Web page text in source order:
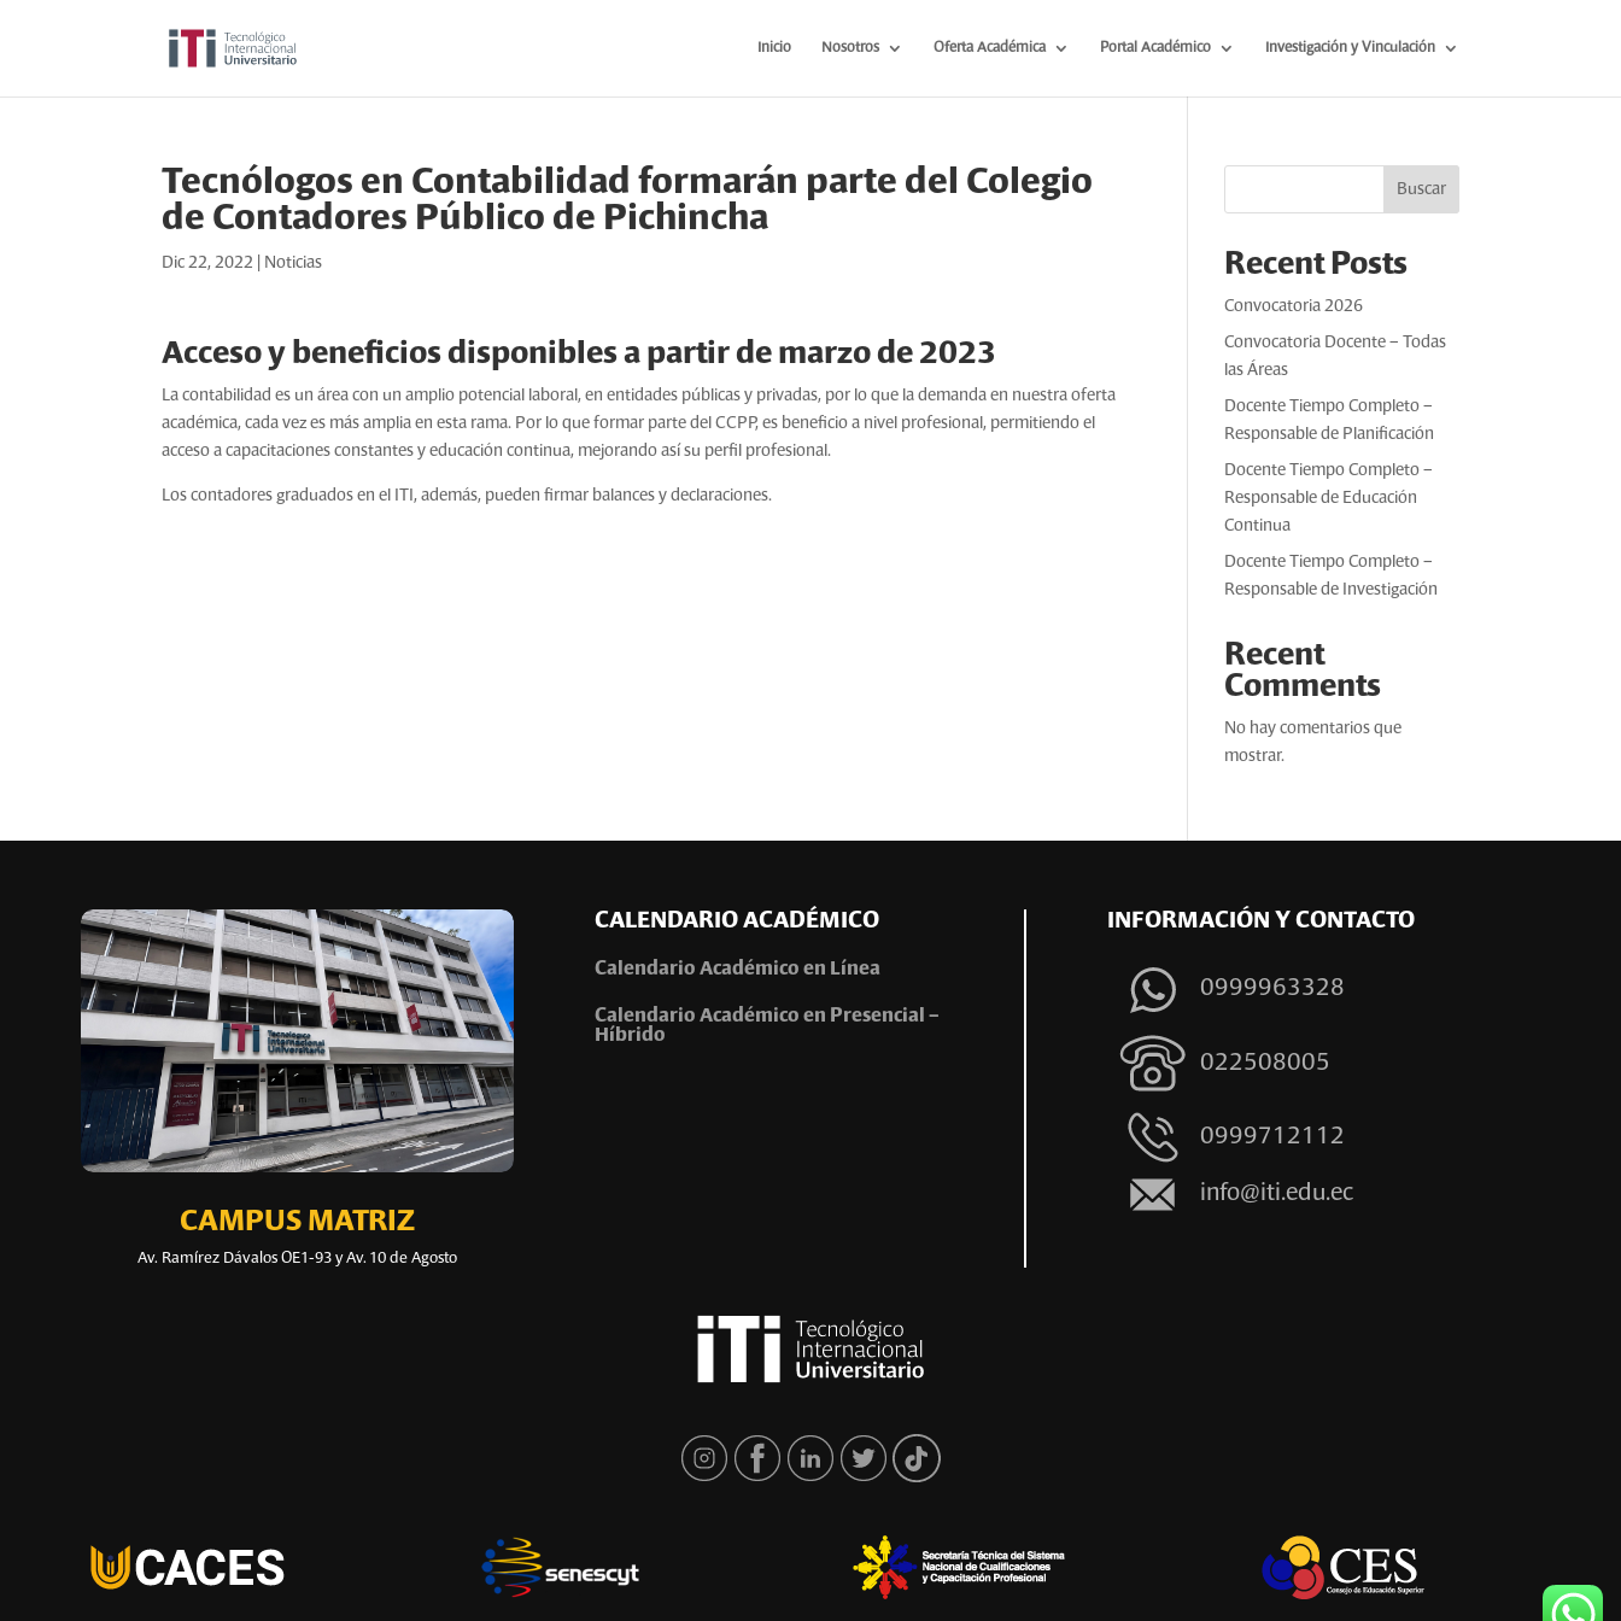
Inicio Nosotros Oferta Académica Portal Académico Investigación y Vinculación
Tecnólogos en Contabilidad formarán parte del Colegio
de Contadores Público de Pichincha
Dic 22, 2022 Noticias
Acceso y beneficios disponibles a partir de marzo de 2023
La contabilidad es un área con un amplio potencial laboral, en entidades públicas y privadas, por lo que la demanda en nuestra oferta
académica, cada vez es más amplia en esta rama. Por lo que formar parte del CCPP, es beneficio a nivel profesional, permitiendo el
acceso a capacitaciones constantes y educación continua, mejorando así su perfil profesional.
Los contadores graduados en el ITI, además, pueden firmar balances y declaraciones.
Buscar
Recent Posts
Convocatoria 2026
Convocatoria Docente – Todas
las Áreas
Docente Tiempo Completo –
Responsable de Planificación
Docente Tiempo Completo –
Responsable de Educación
Continua
Docente Tiempo Completo –
Responsable de Investigación
Recent
Comments
No hay comentarios que
mostrar.
CAMPUS MATRIZ
Av. Ramírez Dávalos OE1-93 y Av. 10 de Agosto
CALENDARIO ACADÉMICO
Calendario Académico en Línea
Calendario Académico en Presencial –
Híbrido
INFORMACIÓN Y CONTACTO
0999963328
022508005
0999712112
info@iti.edu.ec